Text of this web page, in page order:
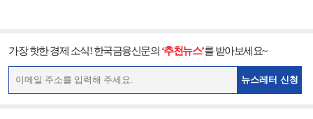
가장 핫한 경제 소식! 한국금융신문의 ‘추천뉴스’를 받아보세요~
뉴스레터 신청